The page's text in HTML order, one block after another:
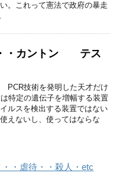
。これって憲法で政府の暴走
・カントン テス
PCR技術を発明した天才だけ
特定の遺伝子を増幅する装置
ルスを検出する装置ではない
えないし、使ってはならな
・虐待・・殺人・etc